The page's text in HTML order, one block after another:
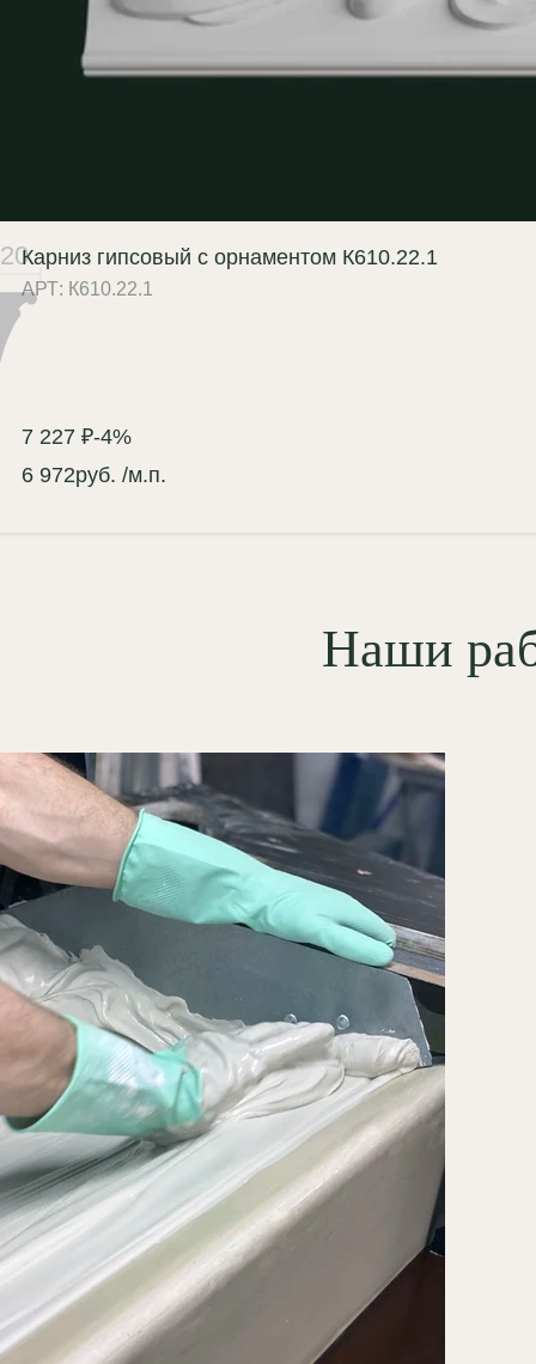
мельчайшие нюансы
недоступные для
возможно
влагостойкого
(по запросу);
реставрации:
и легко поддается
интерьера.
Карниз гипсовый с орнаментом К610.22.1
АРТ: К610.22.1
7 227 ₽-4%
6 972руб. /м.п.
Наши